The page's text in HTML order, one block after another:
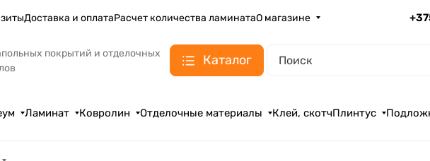
Доставка и оплатаРасчет количества ламинатаО магазине
покрытий и отделочных
Каталог
Ламинат Ковролин Отделочные материалы Клей, скотчПлинтус